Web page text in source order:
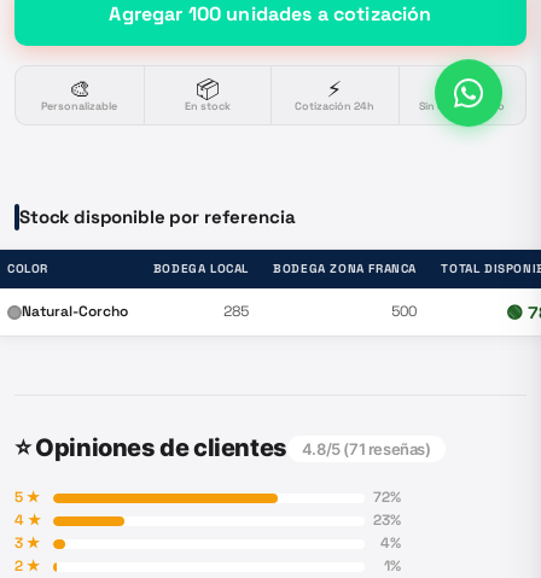
Agregar 100 unidades a cotización
🎨
Personalizable
📦
En stock
⚡
Cotización 24h
🔒
Sin compromiso
Stock disponible por referencia
COLOR BODEGA LOCAL BODEGA ZONA FRANCA TOTAL
Natural-Corcho 285 500 🟢
⭐ Opiniones de clientes 4.8/5 (71 reseñas)
5★ 72%
4★ 23%
3★ 4%
2★ 1%